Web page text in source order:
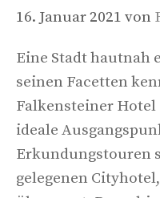
16. Januar 2021 von
Eine Stadt hautnah
seinen Facetten
Falkensteiner Hotel
ideale
Erkundungstouren
gelegenen